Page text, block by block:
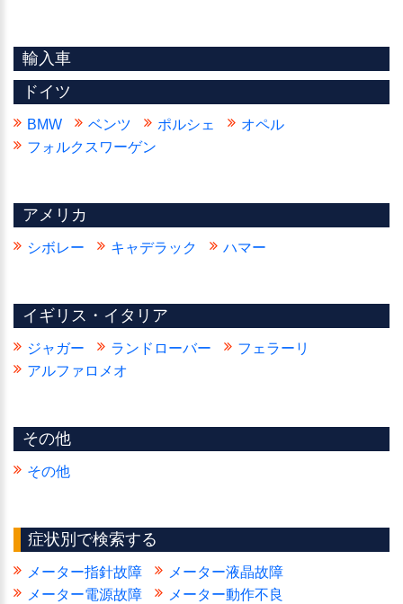
輸入車
ドイツ
BMW ベンツ ポルシェ
オペル
フォルクスワーゲン
アメリカ
シボレー キャデラック ハマー
イギリス・イタリア
ジャガー ランドローバー
フェラーリ
アルファロメオ
その他
その他
症状別で検索する
メーター指針故障
メーター液晶故障
メーター電源故障
メーター動作不良